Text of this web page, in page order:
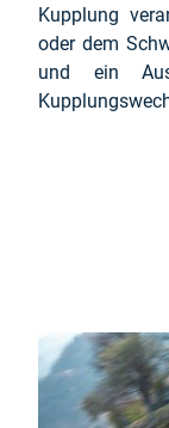
Kupplung
oder dem
und ein